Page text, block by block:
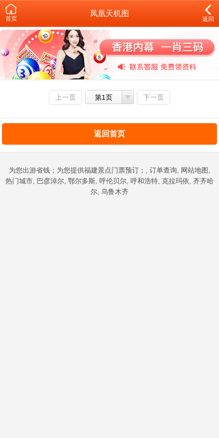
首页
凤凰天机图
返回
上一页 第1页 下一页
返回首页
为您出游省钱；为您提供福建景点门票预订；, 订单查询, 网站地图,
热门城市, 巴彦淖尔, 鄂尔多斯, 呼伦贝尔, 呼和浩特, 克拉玛依, 齐齐哈
尔, 乌鲁木齐